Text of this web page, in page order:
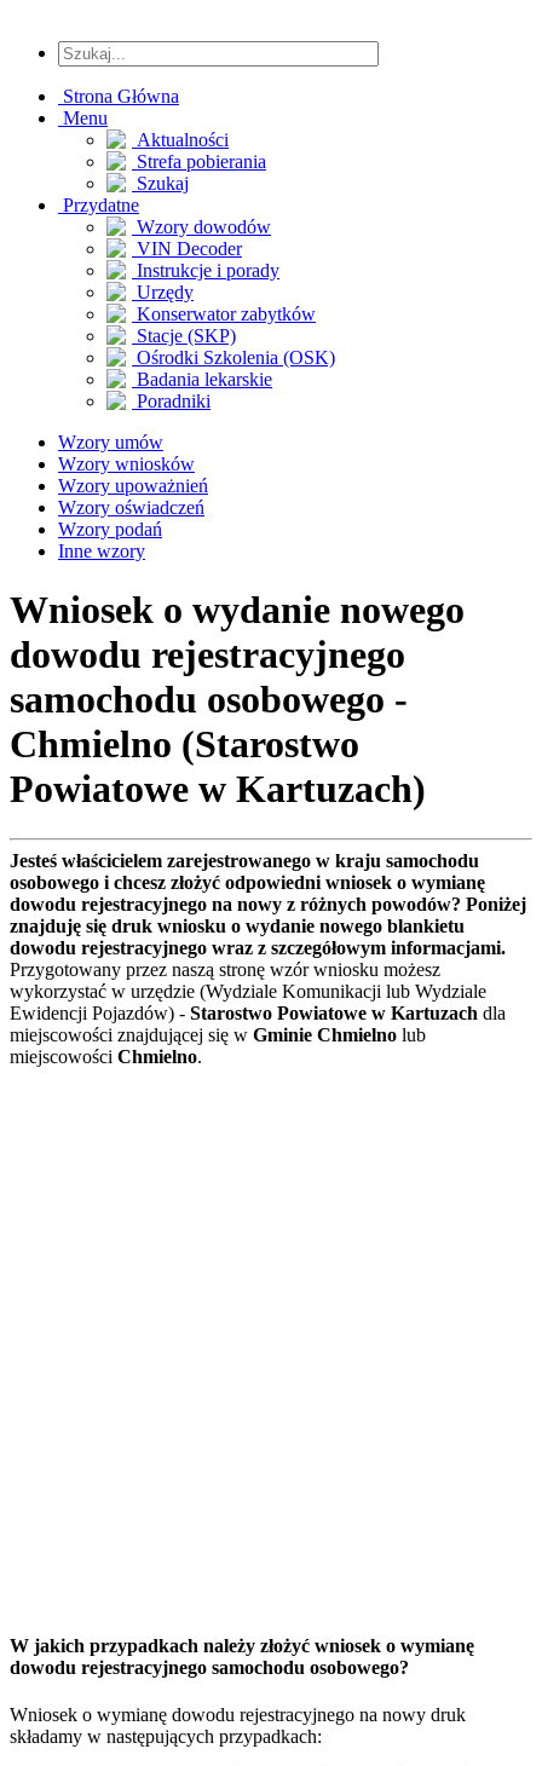
Strona Główna
Menu
Aktualności
Strefa pobierania
Szukaj
Przydatne
Wzory dowodów
VIN Decoder
Instrukcje i porady
Urzędy
Konserwator zabytków
Stacje (SKP)
Ośrodki Szkolenia (OSK)
Badania lekarskie
Poradniki
Wzory umów
Wzory wniosków
Wzory upoważnień
Wzory oświadczeń
Wzory podań
Inne wzory
Wniosek o wydanie nowego
dowodu rejestracyjnego
samochodu osobowego -
Chmielno (Starostwo
Powiatowe w Kartuzach)
Jesteś właścicielem zarejestrowanego w kraju samochodu
osobowego i chcesz złożyć odpowiedni wniosek o wymianę
dowodu rejestracyjnego na nowy z różnych powodów? Poniżej
znajduję się druk wniosku o wydanie nowego blankietu
dowodu rejestracyjnego wraz z szczegółowym informacjami.
Przygotowany przez naszą stronę wzór wniosku możesz
wykorzystać w urzędzie (Wydziale Komunikacji lub Wydziale
Ewidencji Pojazdów) - Starostwo Powiatowe w Kartuzach dla
miejscowości znajdującej się w Gminie Chmielno lub
miejscowości Chmielno.
W jakich przypadkach należy złożyć wniosek o wymianę
dowodu rejestracyjnego samochodu osobowego?
Wniosek o wymianę dowodu rejestracyjnego na nowy druk
składamy w następujących przypadkach: